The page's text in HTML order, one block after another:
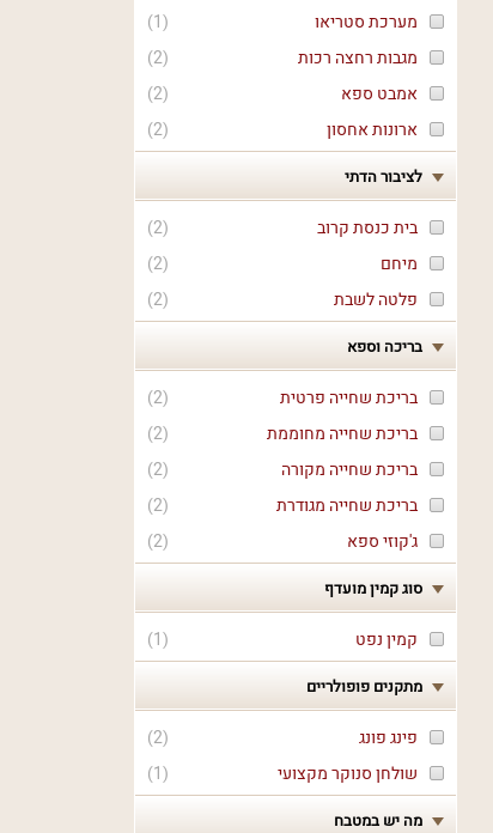
(
1
)
מערכת סטריאו
(
2
)
מגבות רחצה רכות
(
2
)
אמבט ספא
(
2
) ארונות אחסון
לציבור הדתי
(
2
)
בית כנסת קרוב
(
2
)
מיחם
(
2
) פלטה לשבת
בריכה וספא
(
2
)
בריכת שחייה פרטית
(
2
)
בריכת שחייה מחוממת
(
2
)
בריכת שחייה מקורה
(
2
)
בריכת שחייה מגודרת
(
2
) ג'קוזי ספא
סוג קמין מועדף
(
1
) קמין נפט
מתקנים פופולריים
(
2
)
פינג פונג
(
1
) שולחן סנוקר מקצועי
מה יש במטבח